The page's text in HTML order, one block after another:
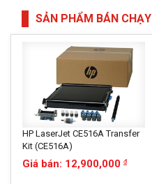
SẢN PHẨM BÁN CHẠY
HP LaserJet CE516A Transfer
Kit (CE516A)
Giá bán: 12,900,000 đ